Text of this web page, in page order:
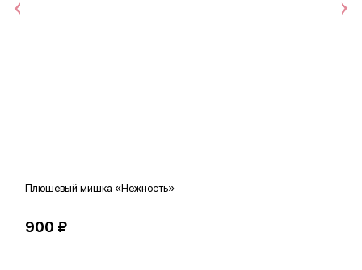
Плюшевый мишка «Нежность»
900 ₽